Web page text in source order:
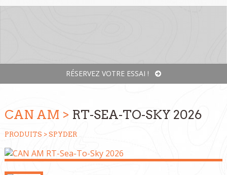
RÉSERVEZ VOTRE ESSAI !
CAN AM > RT-SEA-TO-SKY 2026
PRODUITS > SPYDER